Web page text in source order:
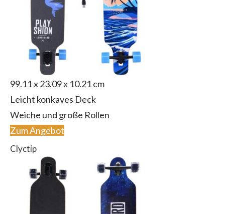
99.11 x 23.09 x 10.21 cm
Leicht konkaves Deck
Weiche und große Rollen
Zum Angebot
Clyctip